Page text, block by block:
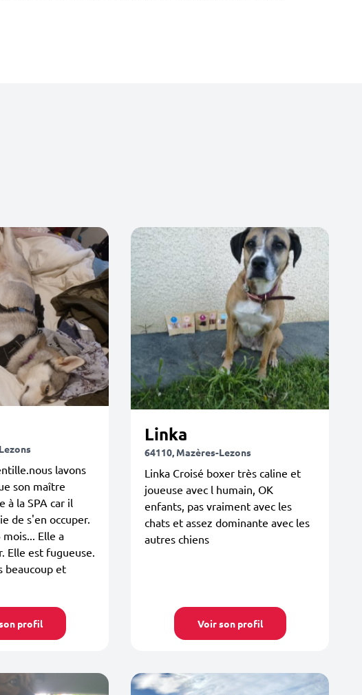
lavons
son maître
à la SPA car il
de s'en occuper.
Elle a
Elle est fugueuse.
beaucoup et
profil
Linka
64110, Mazères-Lezons
Linka Croisé boxer très caline et
joueuse avec l humain, OK
enfants, pas vraiment avec les
chats et assez dominante avec les
autres chiens
Voir son profil